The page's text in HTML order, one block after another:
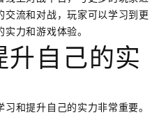
流和对战，玩家可以学习到更
力和游戏体验。
自己的实
和提升自己的实力非常重要。